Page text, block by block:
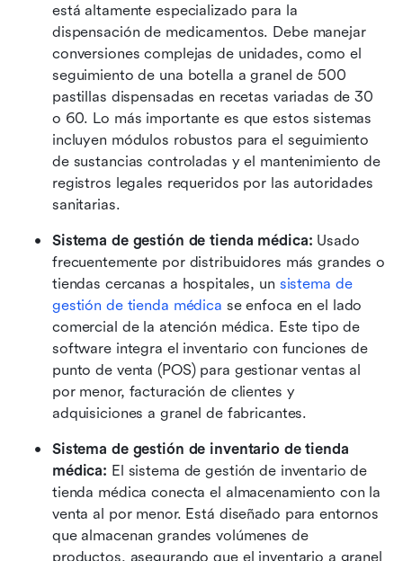
está altamente especializado para la
dispensación de medicamentos. Debe manejar
conversiones complejas de unidades, como el
seguimiento de una botella a granel de 500
pastillas dispensadas en recetas variadas de 30
o 60. Lo más importante es que estos sistemas
incluyen módulos robustos para el seguimiento
de sustancias controladas y el mantenimiento de
registros legales requeridos por las autoridades
sanitarias.
Sistema de gestión de tienda médica: Usado
frecuentemente por distribuidores más grandes o
tiendas cercanas a hospitales, un sistema de
gestión de tienda médica se enfoca en el lado
comercial de la atención médica. Este tipo de
software integra el inventario con funciones de
punto de venta (POS) para gestionar ventas al
por menor, facturación de clientes y
adquisiciones a granel de fabricantes.
Sistema de gestión de inventario de tienda
médica: El sistema de gestión de inventario de
tienda médica conecta el almacenamiento con la
venta al por menor. Está diseñado para entornos
que almacenan grandes volúmenes de
productos, asegurando que el inventario a granel